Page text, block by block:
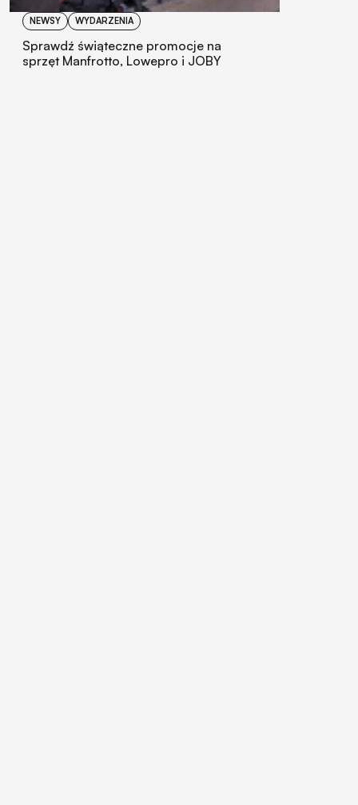
NEWSY WYDARZENIA
Sprawdź świąteczne promocje na
sprzęt Manfrotto, Lowepro i JOBY